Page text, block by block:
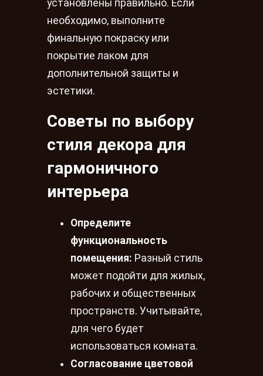
установлены правильно. Если
необходимо, выполните
финальную покраску или
покрытие лаком для
дополнительной защиты и
эстетики.
Советы по выбору
стиля декора для
гармоничного
интерьера
Определите
функциональность
помещения: Разный стиль
может подойти для жилых,
рабочих и общественных
пространств. Учитывайте,
для чего будет
использоваться комната.
Согласование цветовой